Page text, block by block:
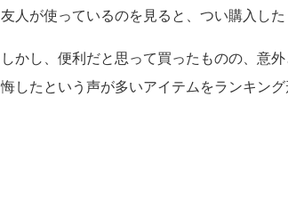
友人が使っているのを見ると、つい購入した
しかし、便利だと思って買ったものの、意
悔したという声が多いアイテムをランキング